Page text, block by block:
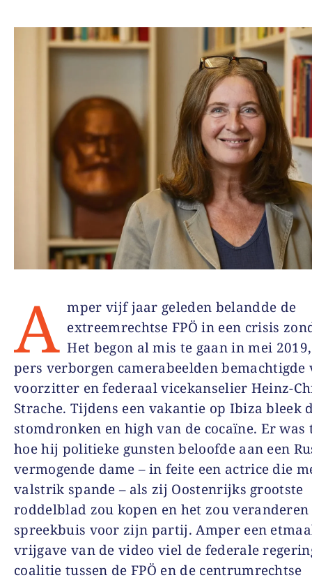
A mper vijf jaar geleden belandde de
extreemrechtse FPÖ in een crisis
Het begon al mis te gaan in mei
pers verborgen camerabeelden bemachtigde
voorzitter en federaal vicekanselier Heinz-
Strache. Tijdens een vakantie op Ibiza bleek
stomdronken en high van de cocaïne. Er was
hoe hij politieke gunsten beloofde aan een
vermogende dame – in feite een actrice die
valstrik spande – als zij Oostenrijks grootste
roddelblad zou kopen en het zou veranderen
spreekbuis voor zijn partij. Amper een
vrijgave van de video viel de federale
coalitie tussen de FPÖ en de centrumrechtse